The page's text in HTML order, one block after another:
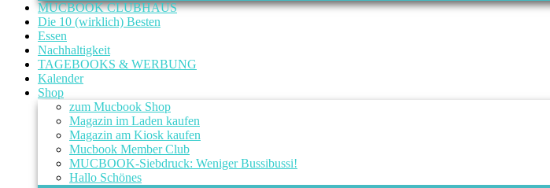
MUCBOOK CLUBHAUS
Die 10 (wirklich) Besten
Essen
Nachhaltigkeit
TAGEBOOKS & WERBUNG
Kalender
Shop
zum Mucbook Shop
Magazin im Laden kaufen
Magazin am Kiosk kaufen
Mucbook Member Club
MUCBOOK-Siebdruck: Weniger Bussibussi!
Hallo Schönes